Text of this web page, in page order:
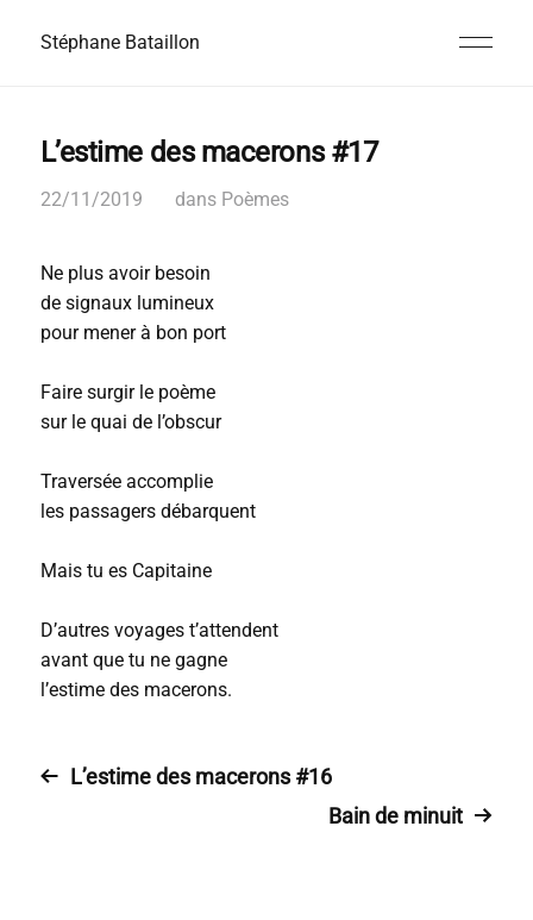
Stéphane Bataillon
L’estime des macerons #17
22/11/2019 dans Poèmes
Ne plus avoir besoin
de signaux lumineux
pour mener à bon port
Faire surgir le poème
sur le quai de l’obscur
Traversée accomplie
les passagers débarquent
Mais tu es Capitaine
D’autres voyages t’attendent
avant que tu ne gagne
l’estime des macerons.
L’estime des macerons #16
Bain de minuit